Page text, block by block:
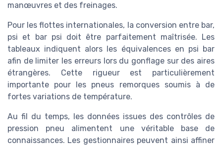
manœuvres et des freinages.
Pour les flottes internationales, la conversion entre bar,
psi et bar psi doit être parfaitement maîtrisée. Les
tableaux indiquent alors les équivalences en psi bar
afin de limiter les erreurs lors du gonflage sur des aires
étrangères. Cette rigueur est particulièrement
importante pour les pneus remorques soumis à de
fortes variations de température.
Au fil du temps, les données issues des contrôles de
pression pneu alimentent une véritable base de
connaissances. Les gestionnaires peuvent ainsi affiner